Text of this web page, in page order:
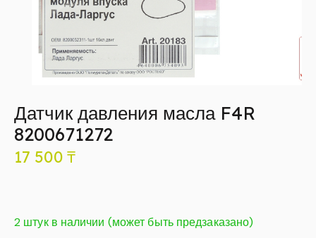
Датчик давления масла F4R
8200671272
17 500 ₸
2 штук в наличии (может быть предзаказано)